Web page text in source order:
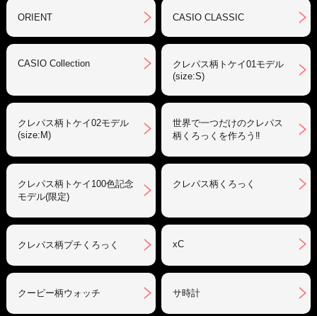
ORIENT CASIO CLASSIC
CASIO Collection
クレパス柄トケイ01モデル
(size:S)
クレパス柄トケイ02モデル
(size:M)
世界で一つだけのクレパス
柄くろっくを作ろう‼︎
クレパス柄トケイ100色記念
モデル(限定)
クレパス柄くろっく
クレパス柄プチくろっく xC
クーピー柄ウォッチ サ時計